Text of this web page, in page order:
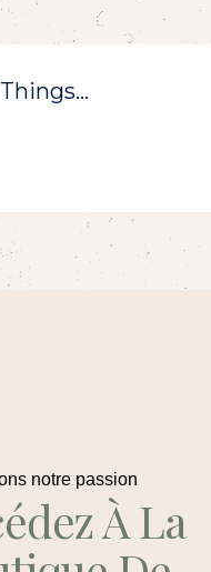
notre passion
À La